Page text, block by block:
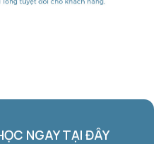
NGAY TẠI ĐÂY